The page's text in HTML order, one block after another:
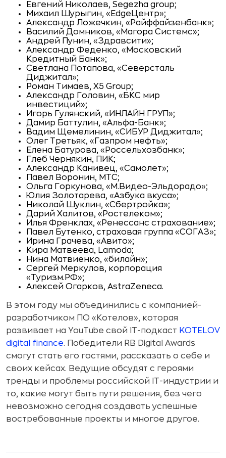
Евгений Николаев, Segezha group;
Михаил Шурыгин, «EdgeЦентр»;
Александр Ложечкин, «Райффайзенбанк»;
Василий Домников, «Магора Системс»;
Андрей Пунин, «Здравсити»;
Александр Феденко, «Московский
Кредитный Банк»;
Светлана Потапова, «Северсталь
Диджитал»;
Роман Тимаев, X5 Group;
Александр Головин, «БКС мир
инвестиций»;
Игорь Гулянский, «ИНЛАЙН ГРУП»;
Дамир Баттулин, «Альфа-Банк»;
Вадим Щемелинин, «СИБУР Диджитал»;
Олег Третьяк, «Газпром нефть»;
Елена Батурова, «Россельхозбанк»;
Глеб Чернякин, ПИК;
Александр Канивец, «Самолет»;
Павел Воронин, МТС;
Ольга Горкунова, «М.Видео-Эльдорадо»;
Юлия Золотарева, «Азбука вкуса»;
Николай Шуклин, «Сбертройка»;
Дарий Халитов, «Ростелеком»;
Илья Френклах, «Ренессанс страхование»;
Павел Бутенко, страховая группа «СОГАЗ»;
Ирина Грачева, «Авито»;
Кира Матвеева, Lamoda;
Нина Матвиенко, «билайн»;
Сергей Меркулов, корпорация
«Туризм.РФ»;
Алексей Огарков, AstraZeneca.
В этом году мы объединились с компанией-
разработчиком ПО «Котелов», которая
развивает на YouTube свой IT-подкаст KOTELOV
digital finance. Победители RB Digital Awards
смогут стать его гостями, рассказать о себе и
своих кейсах. Ведущие обсудят с героями
тренды и проблемы российской IT-индустрии и
то, какие могут быть пути решения, без чего
невозможно сегодня создавать успешные
востребованные проекты и многое другое.